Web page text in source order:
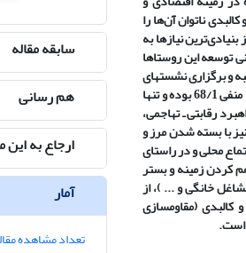
زیان­باری بنیادهای معیشتی و کالبدی ناتوان آن‌ها را
نیازها به
توسعه این روستاها
و برگزاری نشست­های
گروهی استفاده شده است. دستاوردهای پژوهش نشان داد روستاهای موردبررسی در سه دوره سرشماری گذشته، دارای نرخ رشد منفی 68/1 بوده و تنها
رقابتی ـ تهاجمی،
با بسته شدن مرز و
اجتماع محلی و در راستای
کردن زمینه و بستر
خانگی و ... )، از
کالبدی (مقاوم­سازی
است.
سابقه مقاله
هم رسانی
ارجاع به این
آمار
تعداد مشاهده